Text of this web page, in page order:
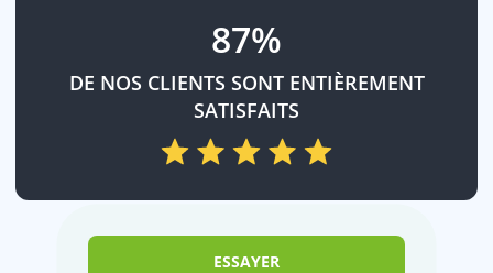
87%
DE NOS CLIENTS SONT ENTIÈREMENT
SATISFAITS
ESSAYER